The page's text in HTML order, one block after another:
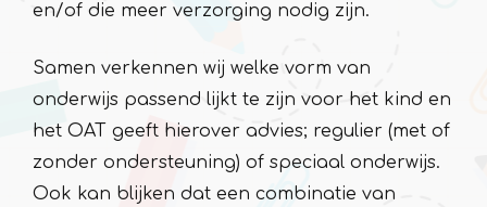
en/of die meer verzorging nodig zijn.
Samen verkennen wij welke vorm van
onderwijs passend lijkt te zijn voor het kind en
het OAT geeft hierover advies; regulier (met of
zonder ondersteuning) of speciaal onderwijs.
Ook kan blijken dat een combinatie van